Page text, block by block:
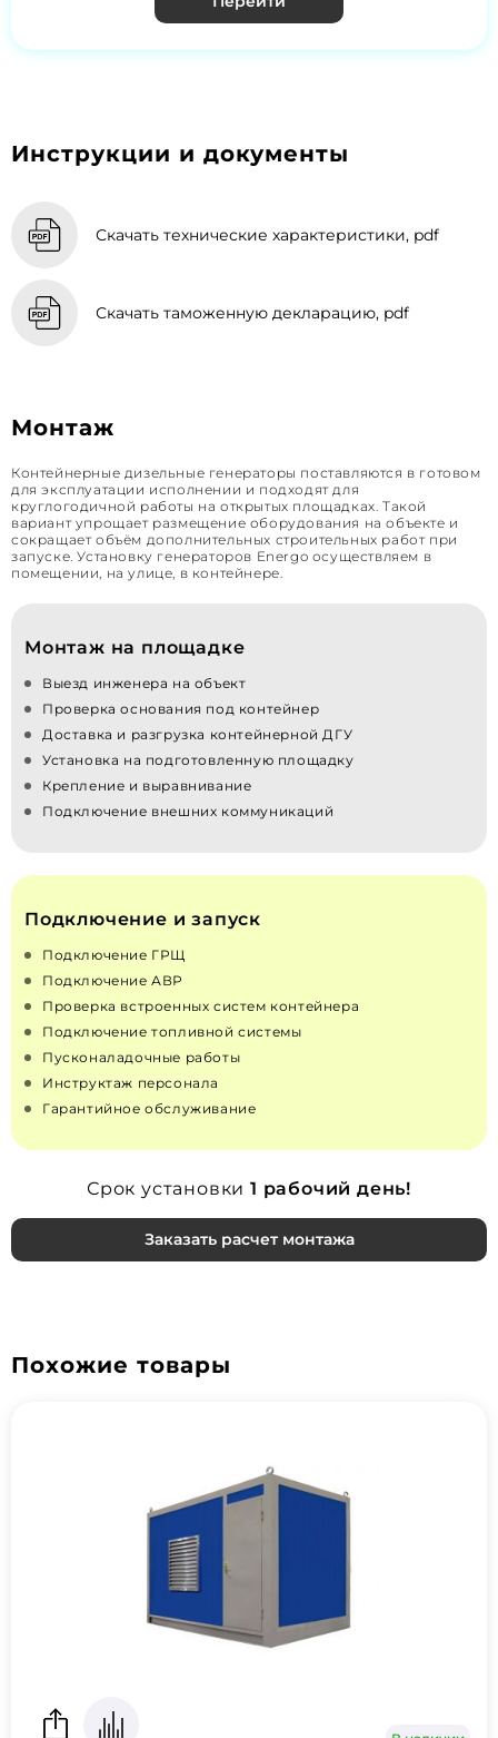
Инструкции и документы
Скачать технические характеристики, pdf
Скачать таможенную декларацию, pdf
Монтаж
Контейнерные дизельные генераторы поставляются в готовом
для эксплуатации исполнении и подходят для
круглогодичной работы на открытых площадках. Такой
вариант упрощает размещение оборудования на объекте и
сокращает объём дополнительных строительных работ при
запуске. Установку генераторов Energo осуществляем в
помещении, на улице, в контейнере.
Монтаж на площадке
Выезд инженера на объект
Проверка основания под контейнер
Доставка и разгрузка контейнерной ДГУ
Установка на подготовленную площадку
Крепление и выравнивание
Подключение внешних коммуникаций
Подключение и запуск
Подключение ГРЩ
Подключение АВР
Проверка встроенных систем контейнера
Подключение топливной системы
Пусконаладочные работы
Инструктаж персонала
Гарантийное обслуживание
Срок установки 1 рабочий день!
Заказать расчет монтажа
Похожие товары